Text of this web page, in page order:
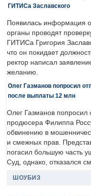
ГИТИСа Заславского
Появилась информация
органы проводят
ГИТИСа Григория
что он покидает
ректор написал
желанию.
Олег Газманов попросил
после выплаты 12 млн
Олег Газманов попросил
продюсера Филиппа
обвинению в
и смежных прав.
погасил большую часть
Суд, однако, отказался
ШОУБИЗ